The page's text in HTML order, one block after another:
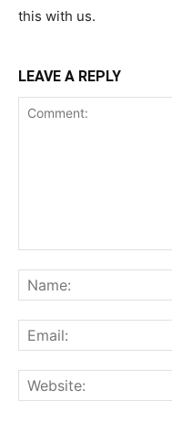
this with us.
LEAVE A REPLY